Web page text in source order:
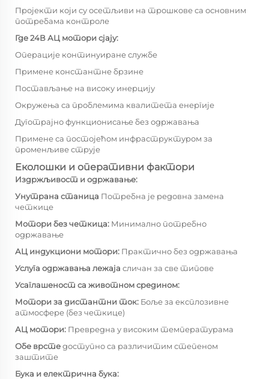
Пројекти који су осетљиви на трошкове са основним
потребама контроле
Где 24В АЦ мотори сјају:
Операције континуиране службе
Примене константне брзине
Постављање на високу инерцију
Окружења са проблемима квалитета енергије
Дуготрајно функционисање без одржавања
Примене са постојећом инфраструктуром за
променљиве струје
Еколошки и оперативни фактори
Издржљивост и одржавање:
Унутрана станица Потребна је редовна замена
четкице
Мотори без четкица: Минимално потребно
одржавање
АЦ индукциони мотори: Практично без одржавања
Услуга одржавања лежаја сличан за све типове
Усаглашеност са животном средином:
Мотори за дистантни ток: Боље за експлозивне
атмосфере (без четкице)
АЦ мотори: Превредна у високим температурама
Обе врстедоступно са различитим степеном
заштите
Бука и електрична бука: